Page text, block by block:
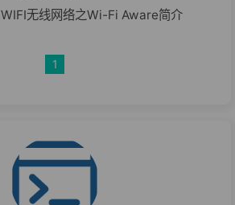
WIFI无线网络之Wi-Fi Aware简介
1